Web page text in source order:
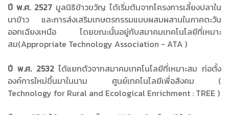
ปี พ.ศ. 2527 มูลนิธิข้าวขวัญ ได้เริ่มต้นจากโครงการเลี้ยงปลาใน
นาข้าว และการส่งเสริมเกษตรกรรมแบบผสมผสานในภาคตะวัน
ออกเฉียงเหนือ โดยขณะนั้นอยู่กับสมาคมเทคโนโลยีที่เหมาะ
สม(Appropriate Technology Association - ATA )
ปี พ.ศ. 2532ได้แยกตัวจากสมาคมเทคโนโลยีที่เหมาะสม ก่อตั้ง
องค์การใหม่ขึ้นมาในนาม ศูนย์เทคโนโลยีเพื่อสังคม (
Technology for Rural and Ecological Enrichment : TREE )